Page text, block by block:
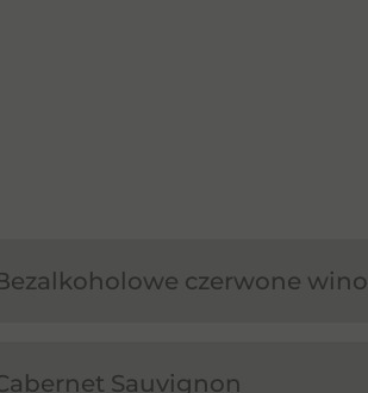
czerwone wino
Sauvignon